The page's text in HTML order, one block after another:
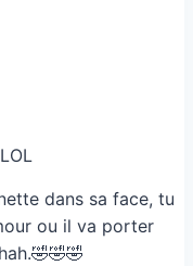
dans sa face, tu
ou il va porter